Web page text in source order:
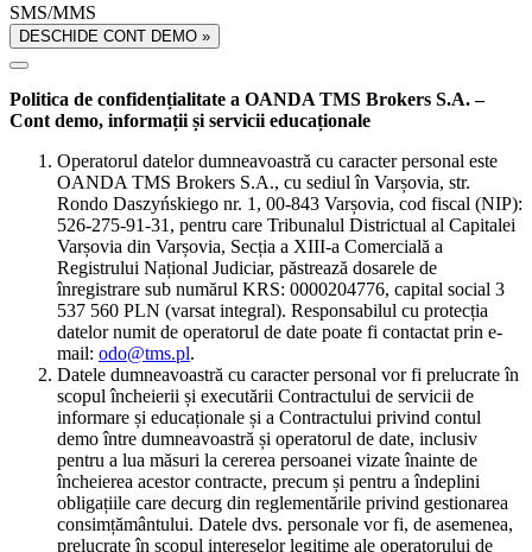
SMS/MMS
DESCHIDE CONT DEMO »
Politica de confidențialitate a OANDA TMS Brokers S.A. –
Cont demo, informații și servicii educaționale
Operatorul datelor dumneavoastră cu caracter personal este
OANDA TMS Brokers S.A., cu sediul în Varșovia, str.
Rondo Daszyńskiego nr. 1, 00-843 Varșovia, cod fiscal (NIP):
526-275-91-31, pentru care Tribunalul Districtual al Capitalei
Varșovia din Varșovia, Secția a XIII-a Comercială a
Registrului Național Judiciar, păstrează dosarele de
înregistrare sub numărul KRS: 0000204776, capital social 3
537 560 PLN (varsat integral). Responsabilul cu protecția
datelor numit de operatorul de date poate fi contactat prin e-
mail: odo@tms.pl.
Datele dumneavoastră cu caracter personal vor fi prelucrate în
scopul încheierii și executării Contractului de servicii de
informare și educaționale și a Contractului privind contul
demo între dumneavoastră și operatorul de date, inclusiv
pentru a lua măsuri la cererea persoanei vizate înainte de
încheierea acestor contracte, precum și pentru a îndeplini
obligațiile care decurg din reglementările privind gestionarea
consimțământului. Datele dvs. personale vor fi, de asemenea,
prelucrate în scopul intereselor legitime ale operatorului de